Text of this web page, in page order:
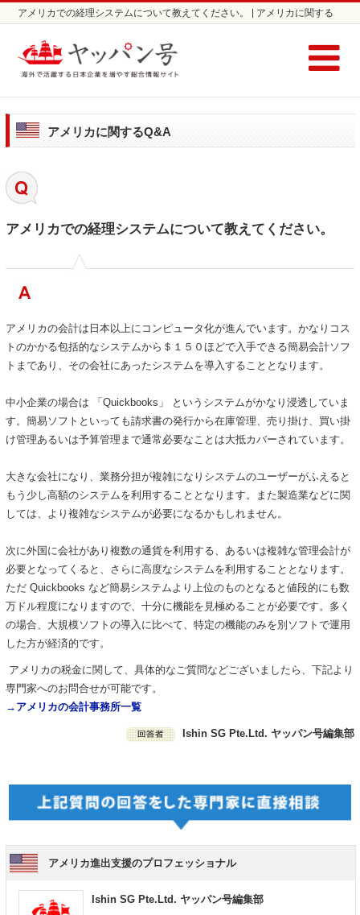
アメリカでの経理システムについて教えてください。 | アメリカに関する
アメリカに関するQ&A
アメリカでの経理システムについて教えてください。
アメリカの会計は日本以上にコンピュータ化が進んでいます。かなりコス
トのかかる包括的なシステムから＄１５０ほどで入手できる簡易会計ソフ
トまであり、その会社にあったシステムを導入することとなります。
中小企業の場合は 「Quickbooks」 というシステムがかなり浸透していま
す。簡易ソフトといっても請求書の発行から在庫管理、売り掛け、買い掛
け管理あるいは予算管理まで通常必要なことは大抵カバーされています。
大きな会社になり、業務分担が複雑になりシステムのユーザーがふえると
もう少し高額のシステムを利用することとなります。また製造業などに関
しては、より複雑なシステムが必要になるかもしれません。
次に外国に会社があり複数の通貨を利用する、あるいは複雑な管理会計が
必要となってくると、さらに高度なシステムを利用することとなります。
ただ Quickbooks など簡易システムより上位のものとなると値段的にも数
万ドル程度になりますので、十分に機能を見極めることが必要です。多く
の場合、大規模ソフトの導入に比べて、特定の機能のみを別ソフトで運用
した方が経済的です。
アメリカの税金に関して、具体的なご質問などございましたら、下記より
専門家へのお問合せが可能です。
→ アメリカの会計事務所一覧
Ishin SG Pte.Ltd. ヤッパン号編集部
アメリカ進出支援のプロフェッショナル
Ishin SG Pte.Ltd. ヤッパン号編集部